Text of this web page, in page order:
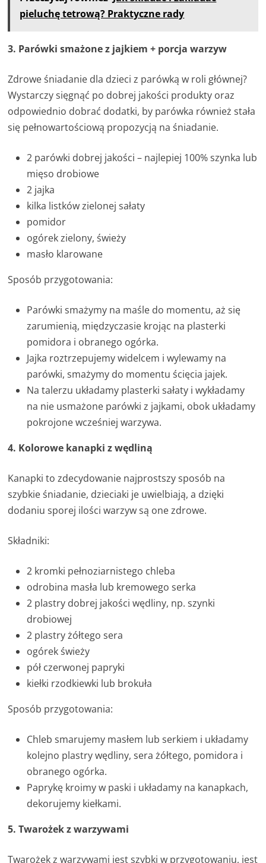
pieluchę tetrową? Praktyczne rady
3. Parówki smażone z jajkiem + porcja warzyw
Zdrowe śniadanie dla dzieci z parówką w roli głównej?
Wystarczy sięgnąć po dobrej jakości produkty oraz
odpowiednio dobrać dodatki, by parówka również stała
się pełnowartościową propozycją na śniadanie.
2 parówki dobrej jakości – najlepiej 100% szynka lub
mięso drobiowe
2 jajka
kilka listków zielonej sałaty
pomidor
ogórek zielony, świeży
masło klarowane
Sposób przygotowania:
Parówki smażymy na maśle do momentu, aż się
zarumienią, międzyczasie krojąc na plasterki
pomidora i obranego ogórka.
Jajka roztrzepujemy widelcem i wylewamy na
parówki, smażymy do momentu ścięcia jajek.
Na talerzu układamy plasterki sałaty i wykładamy
na nie usmażone parówki z jajkami, obok układamy
pokrojone wcześniej warzywa.
4. Kolorowe kanapki z wędliną
Kanapki to zdecydowanie najprostszy sposób na
szybkie śniadanie, dzieciaki je uwielbiają, a dzięki
dodaniu sporej ilości warzyw są one zdrowe.
Składniki:
2 kromki pełnoziarnistego chleba
odrobina masła lub kremowego serka
2 plastry dobrej jakości wędliny, np. szynki
drobiowej
2 plastry żółtego sera
ogórek świeży
pół czerwonej papryki
kiełki rzodkiewki lub brokuła
Sposób przygotowania:
Chleb smarujemy masłem lub serkiem i układamy
kolejno plastry wędliny, sera żółtego, pomidora i
obranego ogórka.
Paprykę kroimy w paski i układamy na kanapkach,
dekorujemy kiełkami.
5. Twarożek z warzywami
Twarożek z warzywami jest szybki w przygotowaniu, jest